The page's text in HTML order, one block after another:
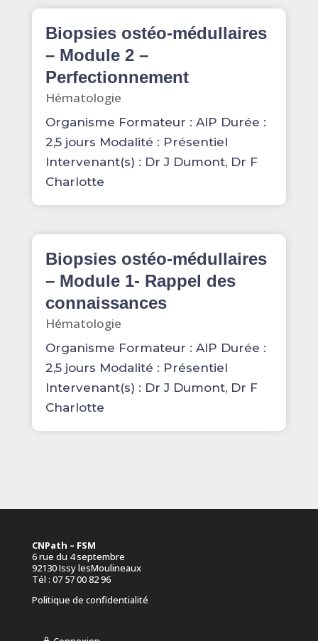
Biopsies ostéo-médullaires
– Module 2 –
Perfectionnement
Hématologie
Organisme Formateur : AIP Durée :
2,5 jours Modalité : Présentiel
Intervenant(s) : Dr J Dumont, Dr F
Charlotte
Biopsies ostéo-médullaires
– Module 1- Rappel des
connaissances
Hématologie
Organisme Formateur : AIP Durée :
2,5 jours Modalité : Présentiel
Intervenant(s) : Dr J Dumont, Dr F
Charlotte
CNPath – FSM
6 rue du 4 septembre
92130 Issy lesMoulineaux
Tél : 07 57 00 82 96
Politique de confidentialité